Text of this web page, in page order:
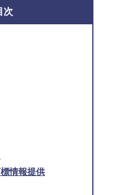
次
情報提供